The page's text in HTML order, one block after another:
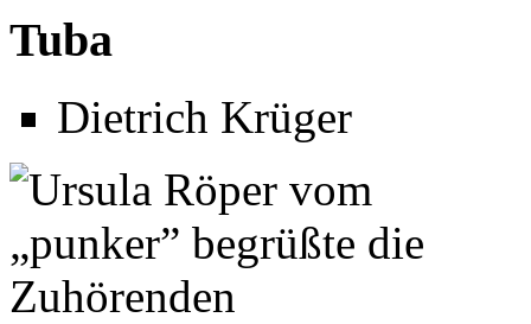
Tuba
Dietrich Krüger